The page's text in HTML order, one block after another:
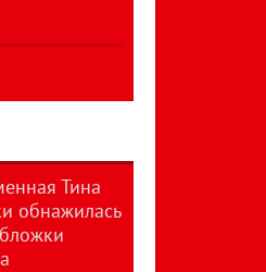
Тина
обнажилась